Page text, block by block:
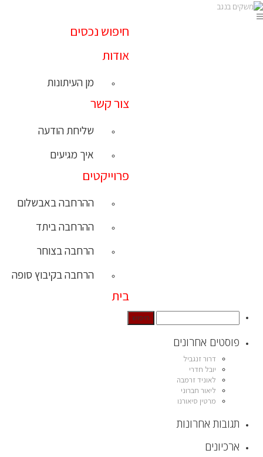
חיפוש נכסים
אודות
מן העיתונות
צור קשר
שליחת הודעה
איך מגיעים
פרוייקטים
ההרחבה באבשלום
ההרחבה ביתד
הרחבה בצוחר
הרחבה בקיבוץ סופה
בית
פוסטים אחרונים
דרור זנגביל
יובל חדרי
לאוניד זרמבה
ליאור חברוני
מרטין סיאורנו
תגובות אחרונות
ארכיונים